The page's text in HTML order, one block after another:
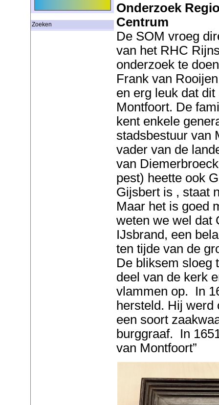
Zoeken
Onderzoek
Centrum
De SOM vroeg
van het RHC
onderzoek te
Frank van
en erg leuk dat dit
Montfoort. De
kent enkele
stadsbestuur van
vader van de
van
pest) heette ook
Gijsbert is , staat
Maar het is goed
weten we wel dat
IJsbrand, een
ten tijde van de
De bliksem sloeg
deel van de kerk
vlammen op. In
hersteld. Hij werd
een soort
burggraaf. In
van Montfoort”